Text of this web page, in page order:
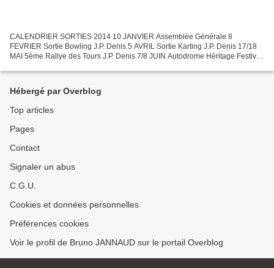
CALENDRIER SORTIES 2014 10 JANVIER Assemblée Générale 8
FEVRIER Sortie Bowling J.P. Denis 5 AVRIL Sortie Karting J.P. Denis 17/18
MAI 5ème Rallye des Tours J.P. Denis 7/8 JUIN Autodrome Héritage Festival
Hébergé par Overblog
Top articles
Pages
Contact
Signaler un abus
C.G.U.
Cookies et données personnelles
Préférences cookies
Voir le profil de Bruno JANNAUD sur le portail Overblog